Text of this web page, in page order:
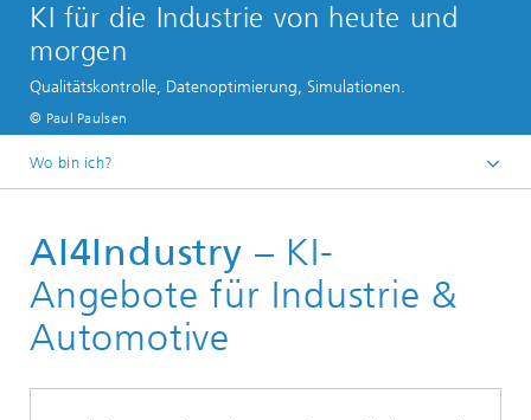
KI für die Industrie von heute und
morgen
Qualitätskontrolle, Datenoptimierung, Simulationen.
© Paul Paulsen
Wo bin ich?
Branchen & Themen
Branchen
AI4Industry – KI-
Angebote für Industrie &
Automotive